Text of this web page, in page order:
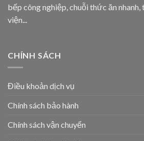
bếp công nghiệp, chuỗi thức ăn
viện...
CHÍNH SÁCH
Điều khoản dịch vụ
Chính sách bảo hành
Chính sách vận chuyển